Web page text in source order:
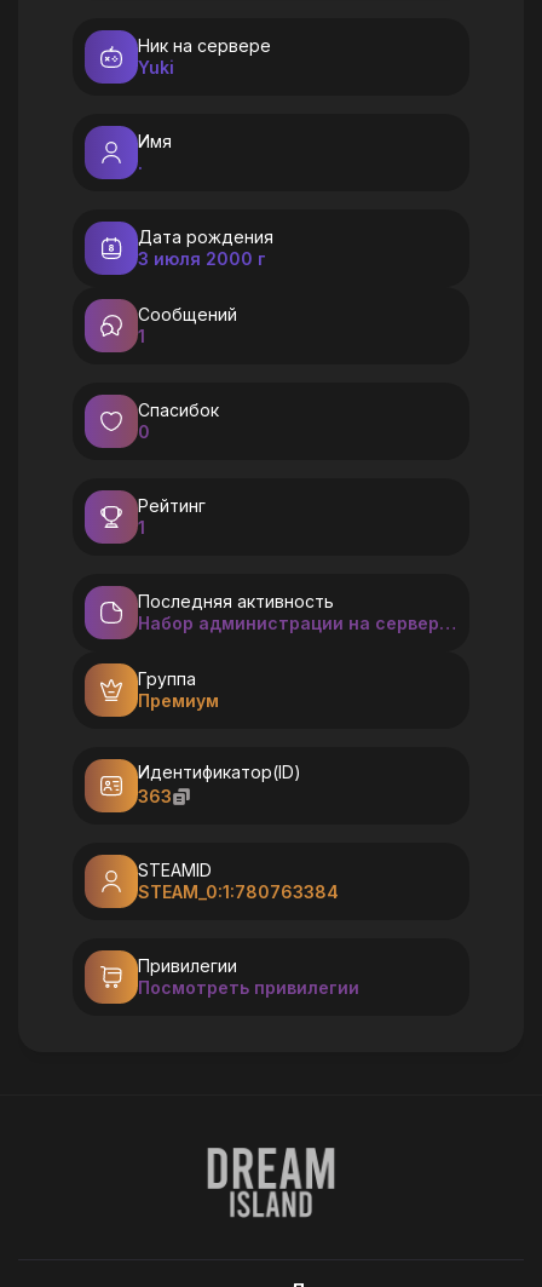
Ник на сервере
Yuki
Имя
.
Дата рождения
3 июля 2000 г
Сообщений
1
Спасибок
0
Рейтинг
1
Последняя активность
Набор администрации на сервере AWP ELYSIUM [ОТКРЫТО]
Группа
Премиум
Идентификатор(ID)
363
STEAMID
STEAM_0:1:780763384
Привилегии
Посмотреть привилегии